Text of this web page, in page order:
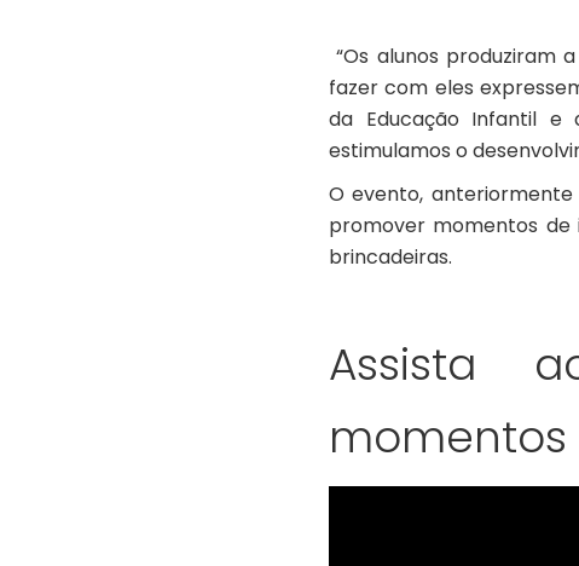
“Os alunos produziram
fazer com eles
da Educação Infantil e
estimulamos o
O evento,
promover momentos de
brincadeiras.
Assista
momentos